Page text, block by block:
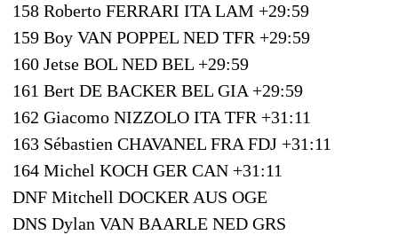
158 Roberto FERRARI ITA LAM +29:59
159 Boy VAN POPPEL NED TFR +29:59
160 Jetse BOL NED BEL +29:59
161 Bert DE BACKER BEL GIA +29:59
162 Giacomo NIZZOLO ITA TFR +31:11
163 Sébastien CHAVANEL FRA FDJ +31:11
164 Michel KOCH GER CAN +31:11
DNF Mitchell DOCKER AUS OGE
DNS Dylan VAN BAARLE NED GRS